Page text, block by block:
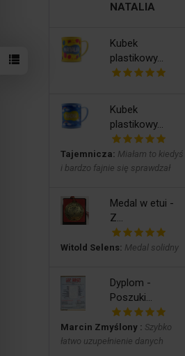
NATALIA
Kubek
plastikowy...
Kubek
plastikowy...
Tajemnicza: Miałam to kiedyś
i bardzo fajnie się sprawdzał
Medal w etui -
Z...
Witold Selens: Medal solidny
Dyplom -
Poszuki...
Marcin Zmyślony : Szybko
łatwo uzupełnienie danych